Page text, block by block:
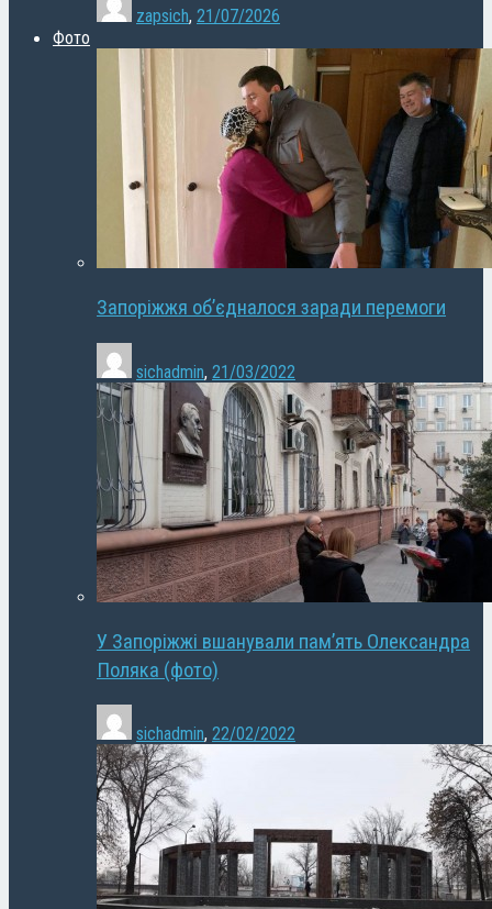
zapsich, 21/07/2026
Фото
Запоріжжя об’єдналося заради перемоги
sichadmin, 21/03/2022
У Запоріжжі вшанували пам’ять Олександра
Поляка (фото)
sichadmin, 22/02/2022